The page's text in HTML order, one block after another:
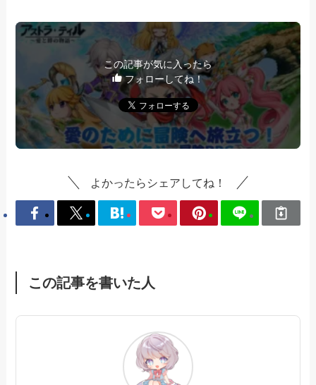
この記事が気に入ったら
フォローしてね！
よかったらシェアしてね！
この記事を書いた人